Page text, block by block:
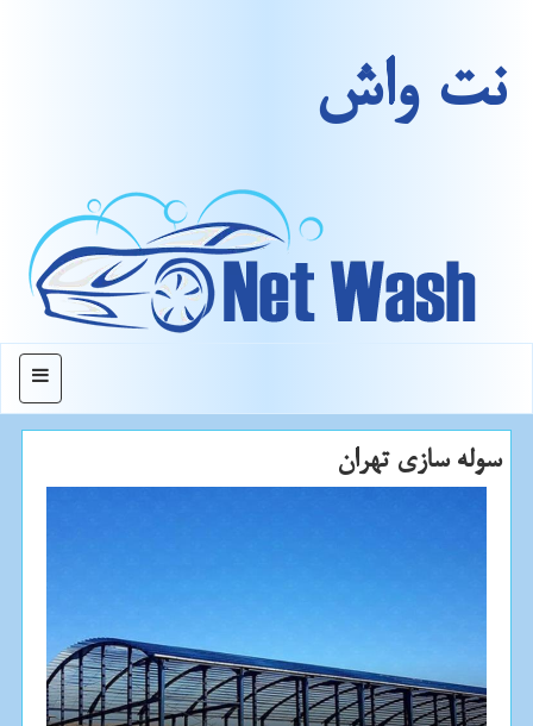
نت واش
منو
سوله سازی تهران